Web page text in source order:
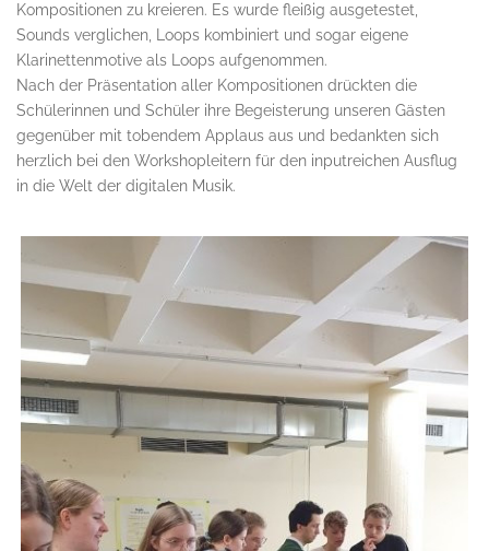
Kompositionen zu kreieren. Es wurde fleißig ausgetestet,
Sounds verglichen, Loops kombiniert und sogar eigene
Klarinettenmotive als Loops aufgenommen.
Nach der Präsentation aller Kompositionen drückten die
Schülerinnen und Schüler ihre Begeisterung unseren Gästen
gegenüber mit tobendem Applaus aus und bedankten sich
herzlich bei den Workshopleitern für den inputreichen Ausflug
in die Welt der digitalen Musik.